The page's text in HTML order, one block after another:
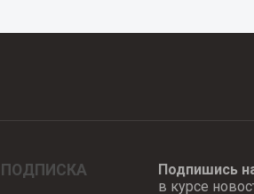
ПОДПИСКА Подпишись
в курсе